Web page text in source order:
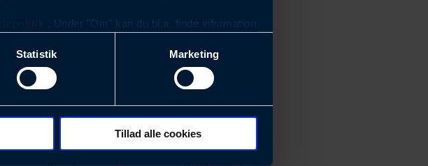
. Under "Om" kan du bl.a. finde information
brugervenlighed og effektiviteten af vores
populære, og som derfor skal være nemme at
browsertype, søgeord, IP-adresse,
der anvendes.
Statistik Marketing
Tillad alle cookies